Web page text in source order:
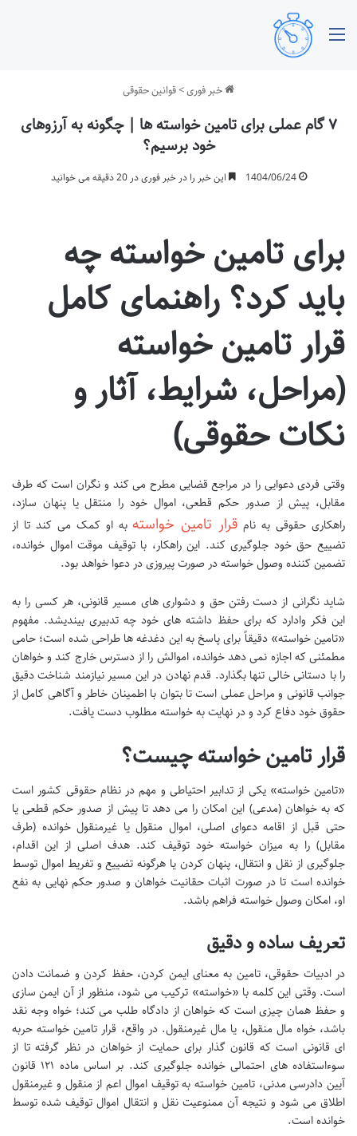
خبر فوری>قوانین حقوقی
۷ گام عملی برای تامین خواسته ها | چگونه به آرزوهای
خود برسیم؟
1404/06/24 این خبر را در خبر فوری در 20 دقیقه می خوانید
برای تامین خواسته چه
باید کرد؟ راهنمای کامل
قرار تامین خواسته
(مراحل، شرایط، آثار و
نکات حقوقی)
وقتی فردی دعوایی را در مراجع قضایی مطرح می کند و نگران است که طرف
مقابل، پیش از صدور حکم قطعی، اموال خود را منتقل یا پنهان سازد،
راهکاری حقوقی به نام قرار تامین خواستهبه او کمک می کند تا از
تضییع حق خود جلوگیری کند. این راهکار، با توقیف موقت اموال خوانده،
تضمین کننده وصول خواسته در صورت پیروزی در دعوا خواهد بود.
شاید نگرانی از دست رفتن حق و دشواری های مسیر قانونی، هر کسی را به
این فکر وادارد که برای حفظ داشته های خود چه تدبیری بیندیشد. مفهوم
«تامین خواسته» دقیقاً برای پاسخ به این دغدغه ها طراحی شده است؛ حامی
مطمئنی که اجازه نمی دهد خوانده، اموالش را از دسترس خارج کند و خواهان
را با دستانی خالی تنها بگذارد. قدم نهادن در این مسیر نیازمند شناخت دقیق
جوانب قانونی و مراحل عملی است تا بتوان با اطمینان خاطر و آگاهی کامل از
حقوق خود دفاع کرد و در نهایت به خواسته مطلوب دست یافت.
قرار تامین خواسته چیست؟
«تامین خواسته» یکی از تدابیر احتیاطی و مهم در نظام حقوقی کشور است
که به خواهان (مدعی) این امکان را می دهد تا پیش از صدور حکم قطعی یا
حتی قبل از اقامه دعوای اصلی، اموال منقول یا غیرمنقول خوانده (طرف
مقابل) را به میزان خواسته خود توقیف کند. هدف اصلی از این اقدام،
جلوگیری از نقل و انتقال، پنهان کردن یا هرگونه تضییع و تفریط اموال توسط
خوانده است تا در صورت اثبات حقانیت خواهان و صدور حکم نهایی به نفع
او، امکان وصول خواسته فراهم باشد.
تعریف ساده و دقیق
در ادبیات حقوقی، تامین به معنای ایمن کردن، حفظ کردن و ضمانت دادن
است. وقتی این کلمه با «خواسته» ترکیب می شود، منظور از آن ایمن سازی
و حفظ همان چیزی است که خواهان از دادگاه طلب می کند؛ خواه وجه نقد
باشد، خواه مال منقول، یا مال غیرمنقول. در واقع، قرار تامین خواسته حربه
ای قانونی است که قانون گذار برای حمایت از خواهان در نظر گرفته تا از
سوءاستفاده های احتمالی خوانده جلوگیری کند. بر اساس ماده ۱۲۱ قانون
آیین دادرسی مدنی، تامین خواسته به توقیف اموال اعم از منقول و غیرمنقول
اطلاق می شود و نتیجه آن ممنوعیت نقل و انتقال اموال توقیف شده توسط
خوانده است.